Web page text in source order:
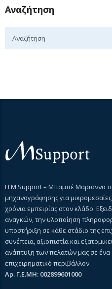
Αναζήτηση
Η M Support – Μπαμπέ Μαριάννα
μηχανογράφησης για
χρόνια εμπειρίας στον κλάδο.
αναγκών, την υλοποίηση
υποστήριξη σε κάθε στάδιο της
συνέπεια, αξιοπιστία και
ανάπτυξη των πελατών μας σε ένα
επιχειρηματικό περιβάλλον.
Αρ. Γ.Ε.ΜΗ: 002899601000